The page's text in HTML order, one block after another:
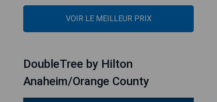
VOIR LE MEILLEUR PRIX
DoubleTree by Hilton
Anaheim/Orange County